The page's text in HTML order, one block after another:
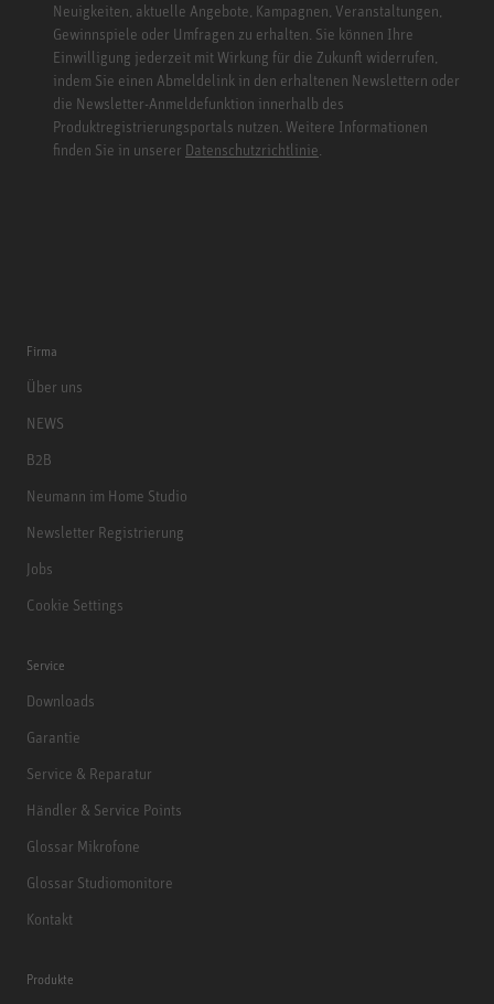
Neuigkeiten, aktuelle Angebote, Kampagnen, Veranstaltungen,
Gewinnspiele oder Umfragen zu erhalten. Sie können Ihre
Einwilligung jederzeit mit Wirkung für die Zukunft widerrufen,
indem Sie einen Abmeldelink in den erhaltenen Newslettern oder
die Newsletter-Anmeldefunktion innerhalb des
Produktregistrierungsportals nutzen. Weitere Informationen
finden Sie in unserer Datenschutzrichtlinie
Firma
Über uns
NEWS
B2B
Neumann im Home Studio
Newsletter Registrierung
Jobs
Cookie Settings
Service
Downloads
Garantie
Service & Reparatur
Händler & Service Points
Glossar Mikrofone
Glossar Studiomonitore
Kontakt
Produkte